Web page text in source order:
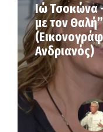
Ιώ Τσοκώνα
με τον Θαλή”
Ανδριανός)